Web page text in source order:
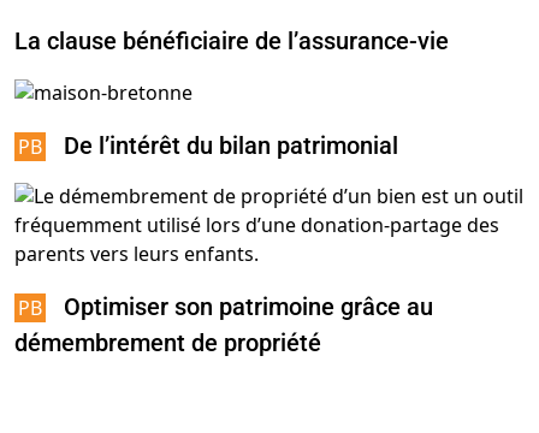
La clause bénéficiaire de l’assurance-vie
De l’intérêt du bilan patrimonial
Optimiser son patrimoine grâce au
démembrement de propriété